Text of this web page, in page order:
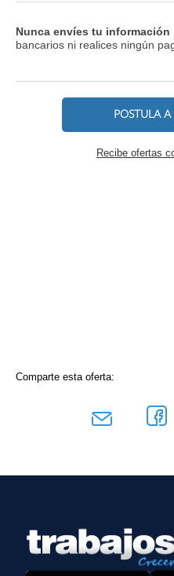
Nunca envíes tu información
bancarios ni realices ningún
POSTULA
Recibe ofertas
Comparte esta oferta: